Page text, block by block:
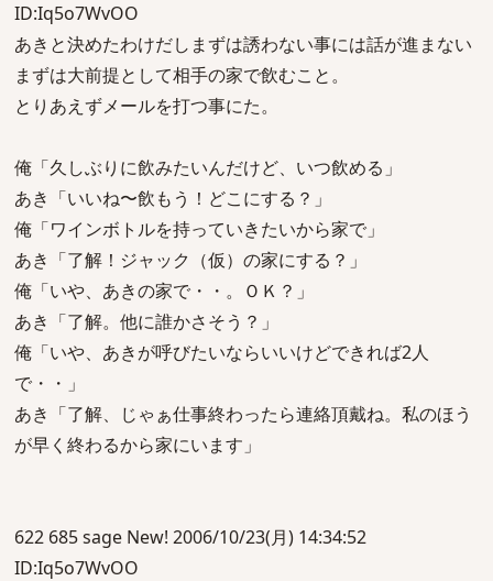
ID:Iq5o7WvOO
あきと決めたわけだしまずは誘わない事には話が進まない
まずは大前提として相手の家で飲むこと。
とりあえずメールを打つ事にた。
俺「久しぶりに飲みたいんだけど、いつ飲める」
あき「いいね〜飲もう！どこにする？」
俺「ワインボトルを持っていきたいから家で」
あき「了解！ジャック（仮）の家にする？」
俺「いや、あきの家で・・。ＯＫ？」
あき「了解。他に誰かさそう？」
俺「いや、あきが呼びたいならいいけどできれば2人
で・・」
あき「了解、じゃぁ仕事終わったら連絡頂戴ね。私のほう
が早く終わるから家にいます」
622 685 sage New! 2006/10/23(月) 14:34:52
ID:Iq5o7WvOO